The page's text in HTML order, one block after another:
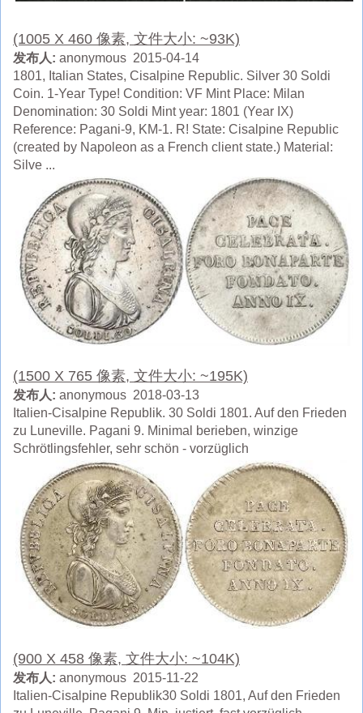
(1005 X 460 像素, 文件大小: ~93K)
发布人: anonymous 2015-04-14
1801, Italian States, Cisalpine Republic. Silver 30 Soldi
Coin. 1-Year Type! Condition: VF Mint Place: Milan
Denomination: 30 Soldi Mint year: 1801 (Year IX)
Reference: Pagani-9, KM-1. R! State: Cisalpine Republic
(created by Napoleon as a French client state.) Material:
Silve ...
(1500 X 765 像素, 文件大小: ~195K)
发布人: anonymous 2018-03-13
Italien-Cisalpine Republik. 30 Soldi 1801. Auf den Frieden
zu Luneville. Pagani 9. Minimal berieben, winzige
Schrötlingsfehler, sehr schön - vorzüglich
(900 X 458 像素, 文件大小: ~104K)
发布人: anonymous 2015-11-22
Italien-Cisalpine Republik30 Soldi 1801, Auf den Frieden